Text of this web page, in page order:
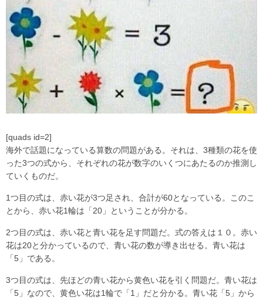
[quads id=2]
海外で話題になっている算数の問題がある。それは、3種類の花を使
った3つの式から、それぞれの花が数字のいくつにあたるのか推測し
ていくものだ。
1つ目の式は、赤い花が3つ足され、合計が60となっている。このこ
とから、赤い花1輪は「20」ということが分かる。
2つ目の式は、赤い花と青い花を足す問題だ。式の答えは１０。赤い
花は20と分かっているので、青い花の数が導き出せる。青い花は
「5」である。
3つ目の式は、先ほどの青い花から黄色い花を引く問題だ。青い花は
「5」なので、黄色い花は1輪で「1」だと分かる。青い花「5」から